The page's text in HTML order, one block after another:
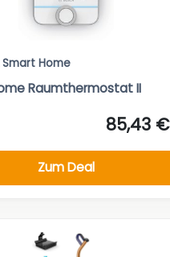
Smart Home
Raumthermostat II
85,43 €
Zum Deal